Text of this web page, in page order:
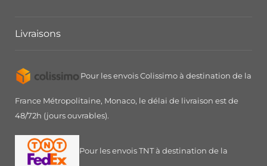
Livraisons
Pour les envois Colissimo à destination de la
France Métropolitaine, Monaco, le délai de livraison est de
48/72h (jours ouvrables).
Pour les envois TNT à destination de la